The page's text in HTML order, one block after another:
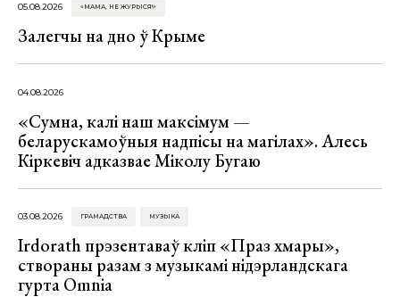
05.08.2026 «МАМА, НЕ ЖУРЫСЯ!»
Залегчы на дно ў Крыме
04.08.2026
«Сумна, калі наш максімум —
беларускамоўныя надпісы на магілах». Алесь
Кіркевіч адказвае Міколу Бугаю
03.08.2026 ГРАМАДСТВА МУЗЫКА
Irdorath прэзентаваў кліп «Праз хмары»,
створаны разам з музыкамі нідэрландскага
гурта Omnia